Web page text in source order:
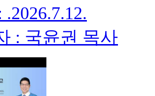
.2026.7.12.
: 국윤권 목사